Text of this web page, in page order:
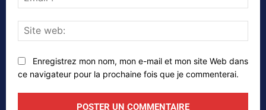
:*
web:
Enregistrez mon nom, mon e-mail et mon site Web dans
ce navigateur pour la prochaine fois que je commenterai.